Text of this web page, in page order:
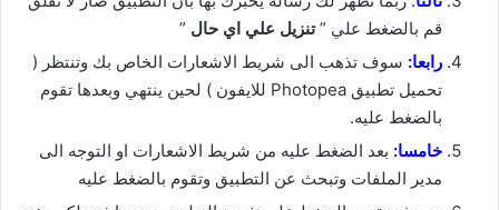
قم بالضغط علي ”تنزيل علي اي حال ”
رابعا: سوف تذهب الى شريط الاشعارات الخاص بك وتنتظر (
تحميل تطبيق Photopea للايفون ) لحين ينتهي وبعدها تقوم
بالضغط عليه.
خامسا: بعد الضغط عليه من شريط الاشعارات او التوجه الى
مدير الملفات وتبحث عن التطبيق وتقوم بالضغط عليه